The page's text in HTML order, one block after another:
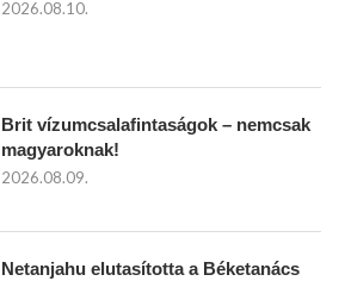
2026.08.10.
Brit vízumcsalafintaságok – nemcsak
magyaroknak!
2026.08.09.
Netanjahu elutasította a Béketanács